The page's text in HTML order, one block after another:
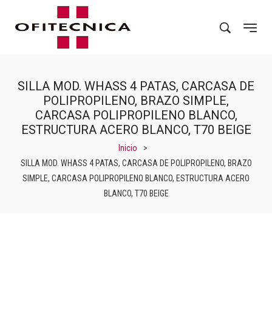
SILLA MOD. WHASS 4 PATAS, CARCASA DE
POLIPROPILENO, BRAZO SIMPLE,
CARCASA POLIPROPILENO BLANCO,
ESTRUCTURA ACERO BLANCO, T70 BEIGE
Inicio
>
SILLA MOD. WHASS 4 PATAS, CARCASA DE POLIPROPILENO, BRAZO
SIMPLE, CARCASA POLIPROPILENO BLANCO, ESTRUCTURA ACERO
BLANCO, T70 BEIGE